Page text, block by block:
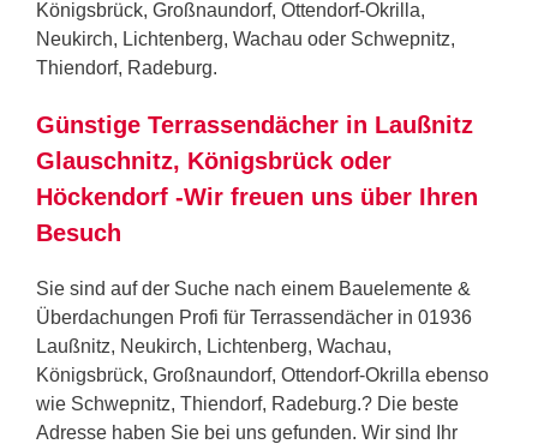
Königsbrück, Großnaundorf, Ottendorf-Okrilla,
Neukirch, Lichtenberg, Wachau oder Schwepnitz,
Thiendorf, Radeburg.
Günstige Terrassendächer in Laußnitz
Glauschnitz, Königsbrück oder
Höckendorf -Wir freuen uns über Ihren
Besuch
Sie sind auf der Suche nach einem Bauelemente &
Überdachungen Profi für Terrassendächer in 01936
Laußnitz, Neukirch, Lichtenberg, Wachau,
Königsbrück, Großnaundorf, Ottendorf-Okrilla ebenso
wie Schwepnitz, Thiendorf, Radeburg.? Die beste
Adresse haben Sie bei uns gefunden. Wir sind Ihr